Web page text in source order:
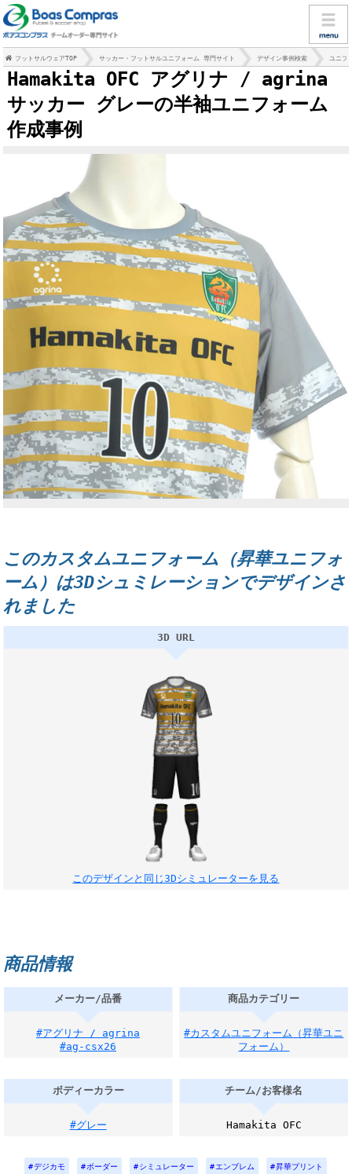
フットサルウェアTOP サッカー・フットサルユニフォーム 専門サイト デザイン事例検索 ユニフ
Hamakita OFC アグリナ / agrina
サッカー グレーの半袖ユニフォーム
作成事例
このカスタムユニフォーム（昇華ユニフォ
ーム）は3Dシュミレーションでデザインさ
れました
3D URL
このデザインと同じ3Dシミュレーターを見る
商品情報
メーカー/品番
#アグリナ / agrina
#ag-csx26
商品カテゴリー
#カスタムユニフォーム（昇華ユニ
フォーム）
ボディーカラー
#グレー
チーム/お客様名
Hamakita OFC
デジカモ ボーダー シミュレーター エンブレム 昇華プリント